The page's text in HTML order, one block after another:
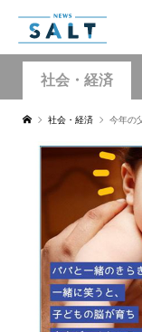
社会・経済
社会・経済 今年の